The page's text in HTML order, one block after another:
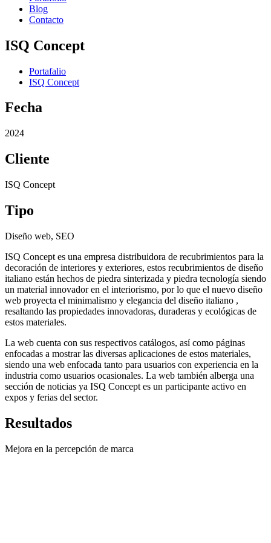
Blog
Contacto
ISQ Concept
Portafalio
ISQ Concept
Fecha
2024
Cliente
ISQ Concept
Tipo
Diseño web, SEO
ISQ Concept es una empresa distribuidora de recubrimientos para la
decoración de interiores y exteriores, estos recubrimientos de diseño
italiano están hechos de piedra sinterizada y piedra tecnología siendo
un material innovador en el interiorismo, por lo que el nuevo diseño
web proyecta el minimalismo y elegancia del diseño italiano ,
resaltando las propiedades innovadoras, duraderas y ecológicas de
estos materiales.
La web cuenta con sus respectivos catálogos, así como páginas
enfocadas a mostrar las diversas aplicaciones de estos materiales,
siendo una web enfocada tanto para usuarios con experiencia en la
industria como usuarios ocasionales. La web también alberga una
sección de noticias ya ISQ Concept es un participante activo en
expos y ferias del sector.
Resultados
Mejora en la percepción de marca